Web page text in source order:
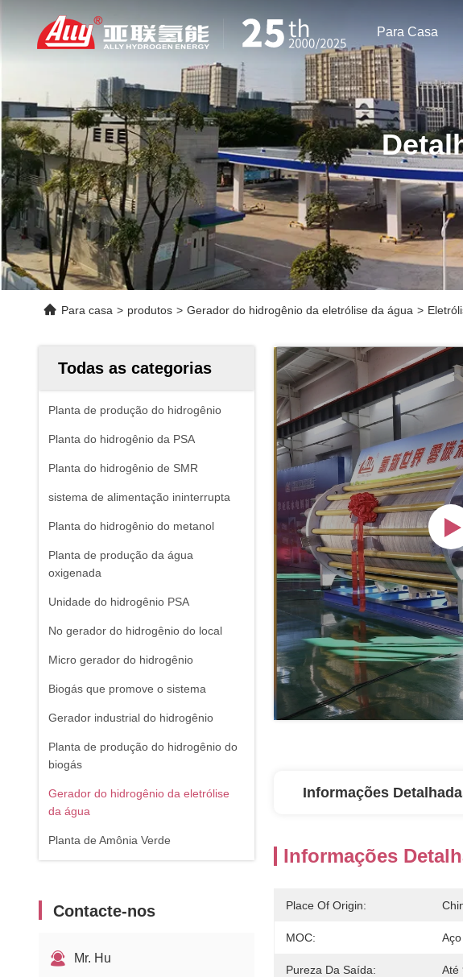
Para Casa
Para casa > produtos > Gerador do hidrogênio da eletrólise da água >
Todas as categorias
Planta de produção do hidrogênio
Planta do hidrogênio da PSA
Planta do hidrogênio de SMR
sistema de alimentação ininterrupta
Planta do hidrogênio do metanol
Planta de produção da água
oxigenada
Unidade do hidrogênio PSA
No gerador do hidrogênio do local
Micro gerador do hidrogênio
Biogás que promove o sistema
Gerador industrial do hidrogênio
Planta de produção do hidrogênio do
biogás
Gerador do hidrogênio da eletrólise
da água
Planta de Amônia Verde
Contacte-nos
Mr. Hu
Informações
Informações
Place Of Origin:
MOC:
Pureza Da Saída: Até